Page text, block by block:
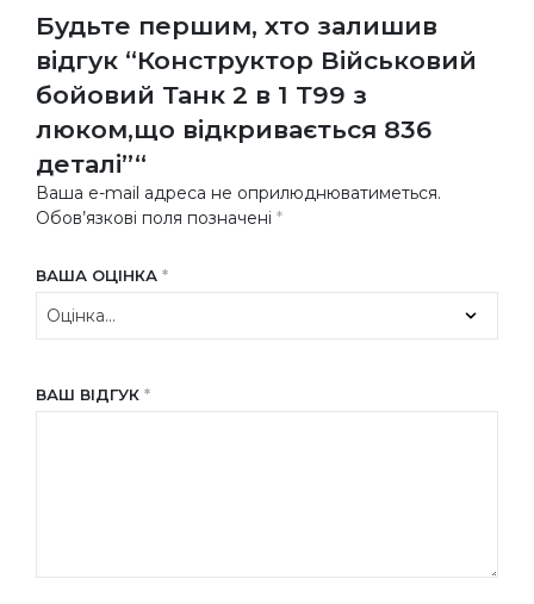
Будьте першим, хто залишив
відгук “Конструктор Військовий
бойовий Танк 2 в 1 Т99 з
люком,що відкривається 836
деталі”“
Ваша e-mail адреса не оприлюднюватиметься.
Обов’язкові поля позначені *
ВАША ОЦІНКА *
ВАШ ВІДГУК *